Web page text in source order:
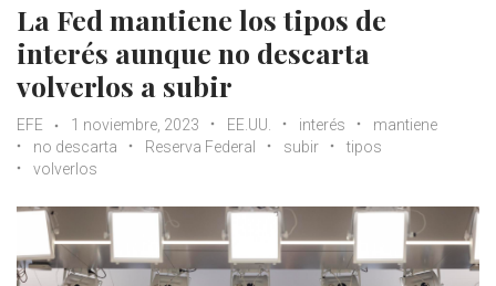
La Fed mantiene los tipos de
interés aunque no descarta
volverlos a subir
EFE 1 noviembre, 2023 EE.UU. interés
mantiene
no descarta
Reserva Federal subir
tipos
volverlos